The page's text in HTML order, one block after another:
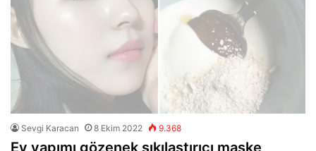
Sevgi Karacan 8 Ekim 2022 9.368
Ev yapımı gözenek sıkılaştırıcı maske